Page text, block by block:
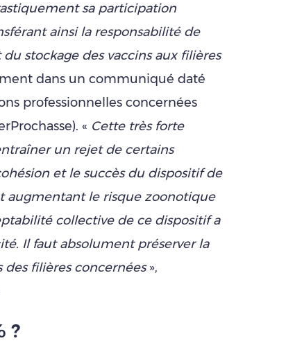
sa participation
ainsi la responsabilité de
stockage des vaccins aux filières
dans un communiqué daté
professionnelles concernées
« Cette très forte
un rejet de certains
et le succès du dispositif de
augmentant le risque zoonotique
collective de ce dispositif a
Il faut absolument préserver la
filières concernées»,
?